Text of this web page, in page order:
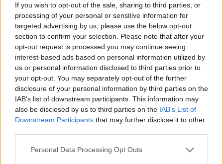
If you wish to opt-out of the sale, sharing to third parties, or
processing of your personal or sensitive information for
targeted advertising by us, please use the below opt-out
section to confirm your selection. Please note that after your
opt-out request is processed you may continue seeing
interest-based ads based on personal information utilized by
us or personal information disclosed to third parties prior to
your opt-out. You may separately opt-out of the further
disclosure of your personal information by third parties on the
IAB’s list of downstream participants. This information may
also be disclosed by us to third parties on the IAB’s List of
Downstream Participants that may further disclose it to other
Personal Data Processing Opt Outs
Bulgária, Ciprus, Észtország, Finnország,
Görögország, Lettország, Litvánia és
Románia.
Eme javaslat megtételét egy olyan EU-
szintű felmérés idézte elő, amelyben
a 4,6 millió megkérdezett
84 százaléka az időátállítás